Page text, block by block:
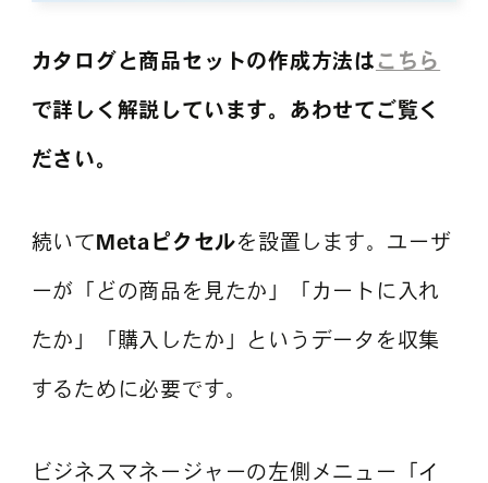
カタログと商品セットの作成方法は こちら
で詳しく解説しています。あわせてご覧く
ださい。
続いてMetaピクセルを設置します。ユーザ
ーが「どの商品を見たか」「カートに入れ
たか」「購入したか」というデータを収集
するために必要です。
ビジネスマネージャーの左側メニュー「イ